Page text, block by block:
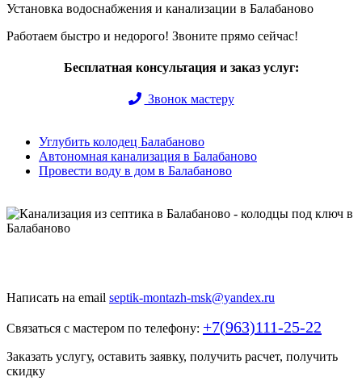
Установка водоснабжения и канализации в Балабаново
Работаем быстро и недорого! Звоните прямо сейчас!
Бесплатная консультация и заказ услуг:
Звонок мастеру
Углубить колодец Балабаново
Автономная канализация в Балабаново
Провести воду в дом в Балабаново
Написать на email septik-montazh-msk@yandex.ru
Связаться с мастером по телефону: +7(963)111-25-22
Заказать услугу, оставить заявку, получить расчет, получить
скидку